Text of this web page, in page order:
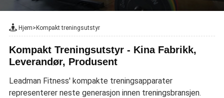
Hjem>Kompakt treningsutstyr
Kompakt Treningsutstyr - Kina Fabrikk,
Leverandør, Produsent
Leadman Fitness' kompakte treningsapparater
representerer neste generasjon innen treningsbransjen.